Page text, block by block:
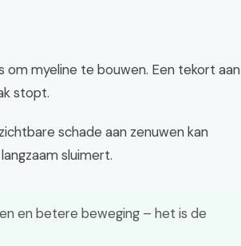
myeline te bouwen. Een tekort aan
stopt.
schade aan zenuwen kan
sluimert.
en betere beweging – het is de